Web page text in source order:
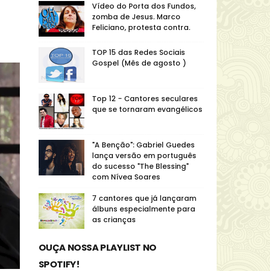
Vídeo do Porta dos Fundos,
zomba de Jesus. Marco
Feliciano, protesta contra.
TOP 15 das Redes Sociais
Gospel (Mês de agosto )
Top 12 - Cantores seculares
que se tornaram evangélicos
"A Benção": Gabriel Guedes
lança versão em português
do sucesso "The Blessing"
com Nívea Soares
7 cantores que já lançaram
álbuns especialmente para
as crianças
OUÇA NOSSA PLAYLIST NO
SPOTIFY!